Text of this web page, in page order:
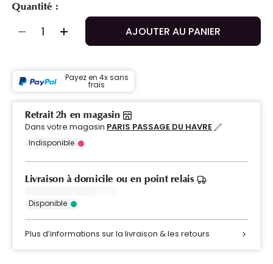
Quantité :
AJOUTER AU PANIER
Payez en 4x sans
frais
Retrait 2h en magasin
Dans votre magasin PARIS PASSAGE DU HAVRE
Indisponible
Livraison à domicile ou en point relais
Disponible
Plus d’informations sur la livraison & les retours